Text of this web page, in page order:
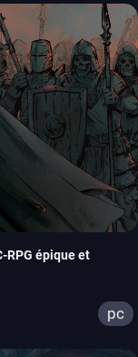
RPG épique et
pc